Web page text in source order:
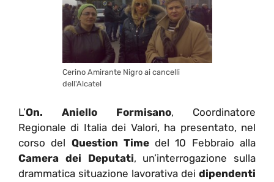
Cerino Amirante Nigro ai cancelli
dell'Alcatel
L’On. Aniello Formisano, Coordinatore
Regionale di Italia dei Valori, ha presentato, nel
corso del Question Timedel 10 Febbraio alla
Camera dei Deputati, un’interrogazione sulla
drammatica situazione lavorativa dei dipendenti